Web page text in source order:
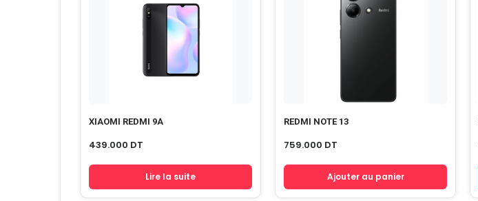
XIAOMI REDMI 9A
439.000 DT
Lire la suite
REDMI NOTE 13
759.000 DT
Ajouter au panier